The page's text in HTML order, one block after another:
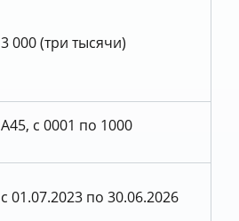
3 000 (три тысячи)
A45, с 0001 по 1000
с 01.07.2023 по 30.06.2026